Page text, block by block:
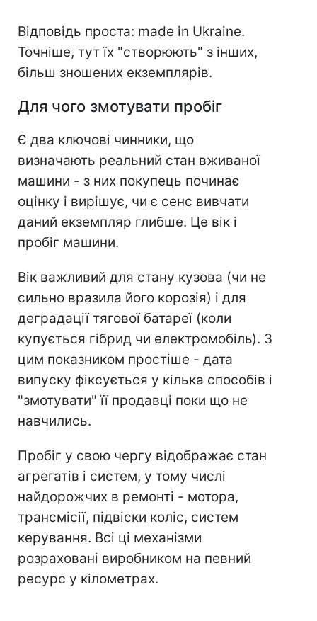
Відповідь проста: made in Ukraine.
Точніше, тут їх "створюють" з інших,
більш зношених екземплярів.
Для чого змотувати пробіг
Є два ключові чинники, що
визначають реальний стан вживаної
машини - з них покупець починає
оцінку і вирішує, чи є сенс вивчати
даний екземпляр глибше. Це вік і
пробіг машини.
Вік важливий для стану кузова (чи не
сильно вразила його корозія) і для
деградації тягової батареї (коли
купується гібрид чи електромобіль). З
цим показником простіше - дата
випуску фіксується у кілька способів і
"змотувати" її продавці поки що не
навчились.
Пробіг у свою чергу відображає стан
агрегатів і систем, у тому числі
найдорожчих в ремонті - мотора,
трансмісії, підвіски коліс, систем
керування. Всі ці механізми
розраховані виробником на певний
ресурс у кілометрах.